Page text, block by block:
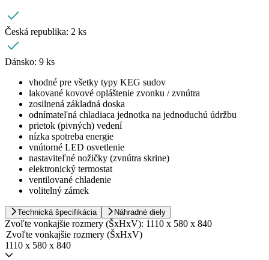
Česká republika: 2 ks
Dánsko: 9 ks
vhodné pre všetky typy KEG sudov
lakované kovové opláštenie zvonku / zvnútra
zosilnená základná doska
odnímateľná chladiaca jednotka na jednoduchú údržbu
prietok (pivných) vedení
nízka spotreba energie
vnútorné LED osvetlenie
nastaviteľné nožičky (zvnútra skrine)
elektronický termostat
ventilované chladenie
volitelný zámek
Technická špecifikácia Náhradné diely
Zvoľte vonkajšie rozmery (ŠxHxV): 1110 x 580 x 840
Zvoľte vonkajšie rozmery (ŠxHxV)
1110 x 580 x 840